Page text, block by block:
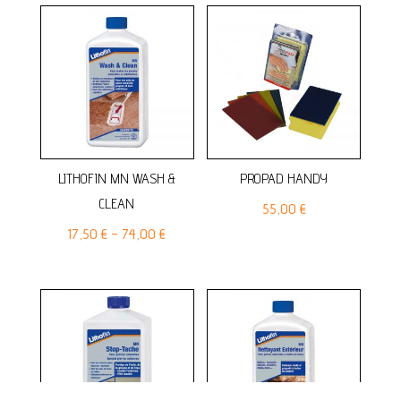
LITHOFIN MN WASH &
CLEAN
17,50€ – 74,00€
PROPAD HANDY
55,00 €